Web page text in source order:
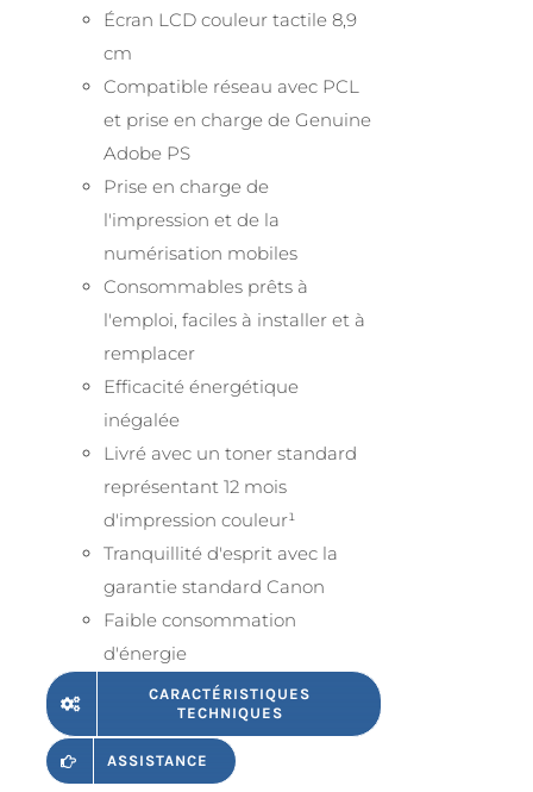
Écran LCD couleur tactile 8,9
cm
Compatible réseau avec PCL
et prise en charge de Genuine
Adobe PS
Prise en charge de
l'impression et de la
numérisation mobiles
Consommables prêts à
l'emploi, faciles à installer et à
remplacer
Efficacité énergétique
inégalée
Livré avec un toner standard
représentant 12 mois
d'impression couleur¹
Tranquillité d'esprit avec la
garantie standard Canon
Faible consommation
d'énergie
CARACTÉRISTIQUES
TECHNIQUES
ASSISTANCE